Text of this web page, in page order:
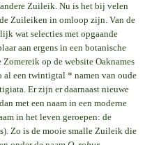
Zuileik. Nu is het bij velen
Zuileiken in omloop zijn. Van de
wat selecties met opgaande
aan ergens in een botanische
op de website Oaknames
al een twintigtal * namen van oude
Er zijn er daarnaast nieuwe
met een naam in een moderne
in het leven geroepen: de
Zo is de mooie smalle Zuileik die